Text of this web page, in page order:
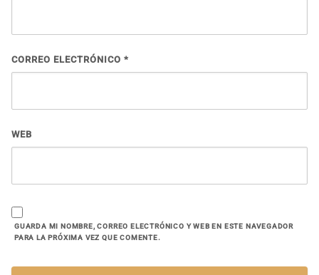
CORREO ELECTRÓNICO *
WEB
GUARDA MI NOMBRE, CORREO ELECTRÓNICO Y WEB EN ESTE NAVEGADOR
PARA LA PRÓXIMA VEZ QUE COMENTE.